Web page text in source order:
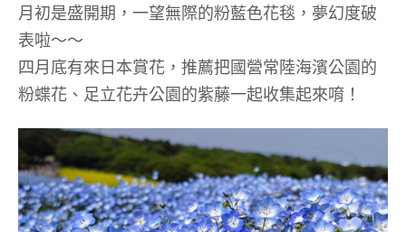
月初是盛開期，一望無際的粉藍色花毯，夢幻度破
表啦～～
四月底有來日本賞花，推薦把國營常陸海濱公園的
粉蝶花、足立花卉公園的紫藤一起收集起來唷！